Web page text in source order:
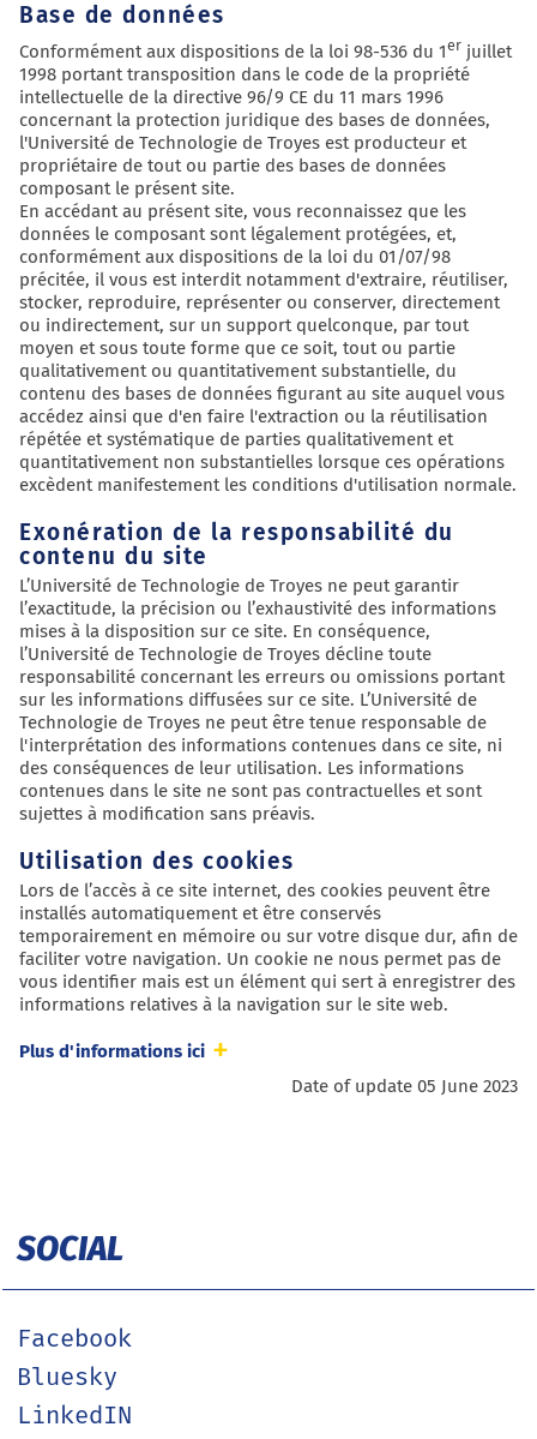
Base de données
Conformément aux dispositions de la loi 98-536 du 1er juillet
1998 portant transposition dans le code de la propriété
intellectuelle de la directive 96/9 CE du 11 mars 1996
concernant la protection juridique des bases de données,
l'Université de Technologie de Troyes est producteur et
propriétaire de tout ou partie des bases de données
composant le présent site.
En accédant au présent site, vous reconnaissez que les
données le composant sont légalement protégées, et,
conformément aux dispositions de la loi du 01/07/98
précitée, il vous est interdit notamment d'extraire, réutiliser,
stocker, reproduire, représenter ou conserver, directement
ou indirectement, sur un support quelconque, par tout
moyen et sous toute forme que ce soit, tout ou partie
qualitativement ou quantitativement substantielle, du
contenu des bases de données figurant au site auquel vous
accédez ainsi que d'en faire l'extraction ou la réutilisation
répétée et systématique de parties qualitativement et
quantitativement non substantielles lorsque ces opérations
excèdent manifestement les conditions d'utilisation normale.
Exonération de la responsabilité du
contenu du site
L’Université de Technologie de Troyes ne peut garantir
l’exactitude, la précision ou l’exhaustivité des informations
mises à la disposition sur ce site. En conséquence,
l’Université de Technologie de Troyes décline toute
responsabilité concernant les erreurs ou omissions portant
sur les informations diffusées sur ce site. L’Université de
Technologie de Troyes ne peut être tenue responsable de
l'interprétation des informations contenues dans ce site, ni
des conséquences de leur utilisation. Les informations
contenues dans le site ne sont pas contractuelles et sont
sujettes à modification sans préavis.
Utilisation des cookies
Lors de l’accès à ce site internet, des cookies peuvent être
installés automatiquement et être conservés
temporairement en mémoire ou sur votre disque dur, afin de
faciliter votre navigation. Un cookie ne nous permet pas de
vous identifier mais est un élément qui sert à enregistrer des
informations relatives à la navigation sur le site web.
Plus d'informations ici
Date of update 05 June 2023
SOCIAL
Facebook
Bluesky
LinkedIN